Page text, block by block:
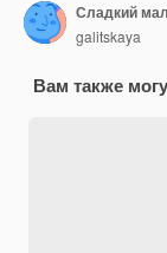
galitskaya
Вам также